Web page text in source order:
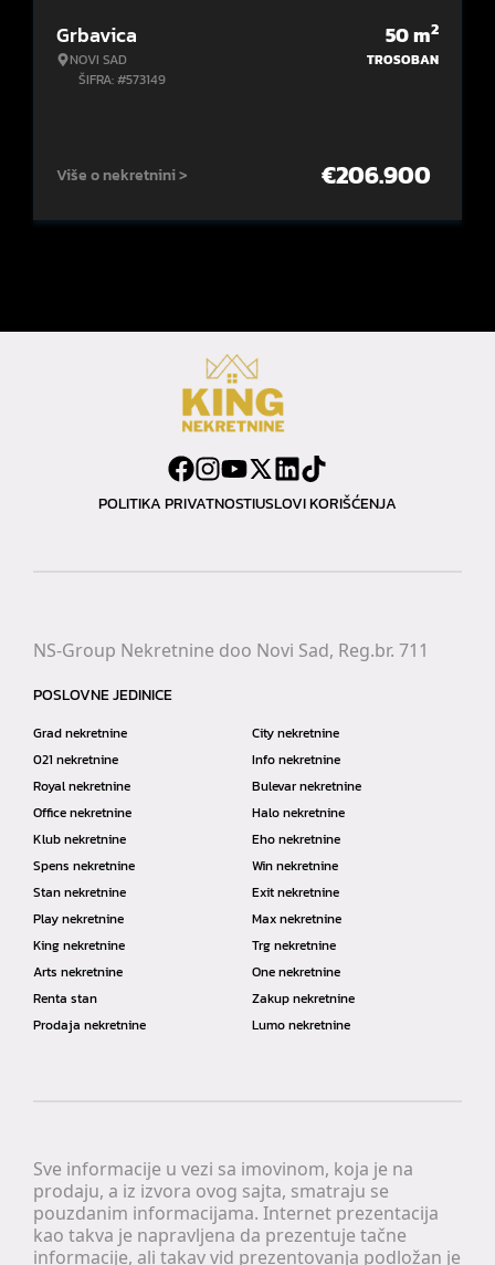
Grbavica
NOVI SAD
ŠIFRA: #573149
50m2
TROSOBAN
Više o nekretnini > €206.900
POLITIKA PRIVATNOSTIUSLOVI KORIŠĆENJA
Sve informacije u vezi sa imovinom, koja je na
prodaju, a iz izvora ovog sajta, smatraju se
pouzdanim informacijama. Internet prezentacija
kao takva je napravljena da prezentuje tačne
informacije, ali takav vid prezentovanja podložan je
NS-Group Nekretnine doo Novi Sad, Reg.br. 711
POSLOVNE JEDINICE
Grad nekretnine
City nekretnine
021 nekretnine
Info nekretnine
Royal nekretnine
Bulevar nekretnine
Office nekretnine
Halo nekretnine
Klub nekretnine
Eho nekretnine
Spens nekretnine
Win nekretnine
Stan nekretnine
Exit nekretnine
Play nekretnine
Max nekretnine
King nekretnine
Trg nekretnine
Arts nekretnine
One nekretnine
Renta stan
Zakup nekretnine
Prodaja nekretnine
Lumo nekretnine